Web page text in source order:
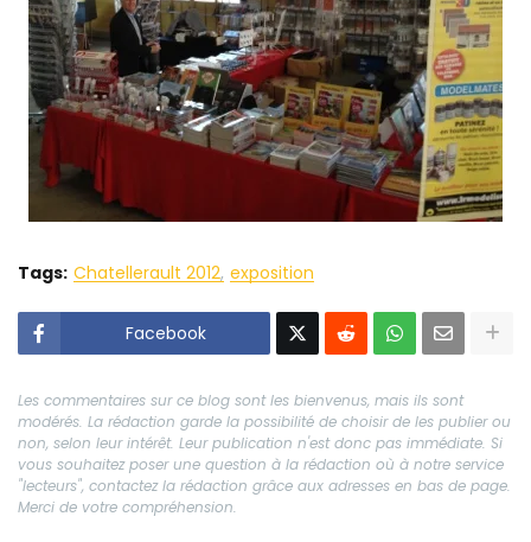
Tags: Chatellerault 2012 exposition
Facebook
Les commentaires sur ce blog sont les bienvenus, mais ils sont
modérés. La rédaction garde la possibilité de choisir de les publier ou
non, selon leur intérêt. Leur publication n'est donc pas immédiate. Si
vous souhaitez poser une question à la rédaction où à notre service
"lecteurs", contactez la rédaction grâce aux adresses en bas de page.
Merci de votre compréhension.